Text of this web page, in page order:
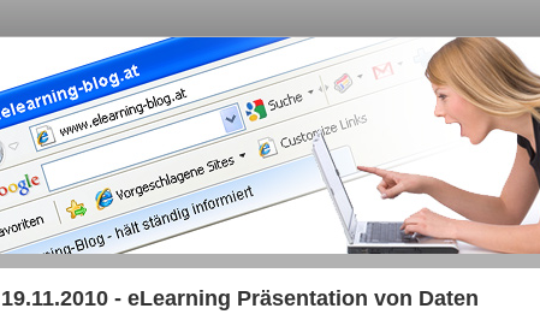
19.11.2010 - eLearning Präsentation von Daten